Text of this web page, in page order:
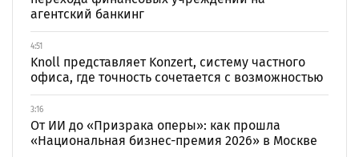
агентский банкинг
4:51
Knoll представляет Konzert, систему частного
офиса, где точность сочетается с возможностью
3:16
От ИИ до «Призрака оперы»: как прошла
«Национальная бизнес-премия 2026» в Москве